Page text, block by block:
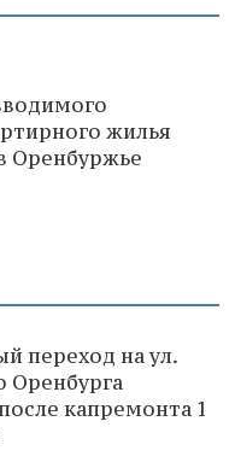
жилья
Оренбуржье
переход на ул.
Оренбурга
капремонта 1